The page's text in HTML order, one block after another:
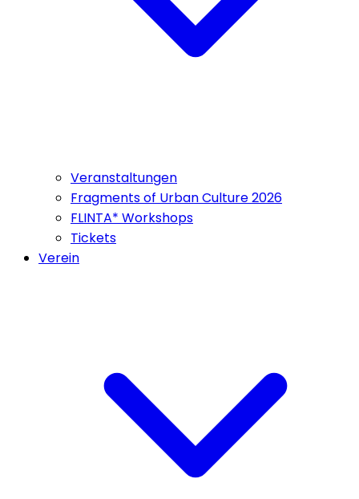
Veranstaltungen
Fragments of Urban Culture 2026
FLINTA* Workshops
Tickets
Verein